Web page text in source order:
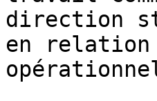
direction
en relation